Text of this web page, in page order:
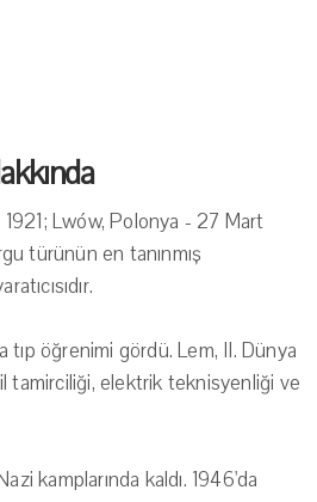
Lwów, Polonya - 27 Mart
türünün en tanınmış
tıp öğrenimi gördü. Lem, II. Dünya
tamirciliği, elektrik teknisyenliği ve
kamplarında kaldı. 1946'da